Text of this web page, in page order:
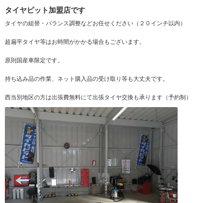
タイヤピット加盟店です
タイヤの組替・バランス調整などお任せください（２０インチ以内）
超扁平タイヤ等はお時間がかかる場合もございます。
原則国産車限定です。
持ち込み品の作業、ネット購入品の受け取り等も大丈夫です。
西当別地区の方は出張費無料にて出張タイヤ交換も承ります（予約制）